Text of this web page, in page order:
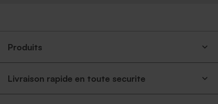
Produits
Livraison rapide en toute securite